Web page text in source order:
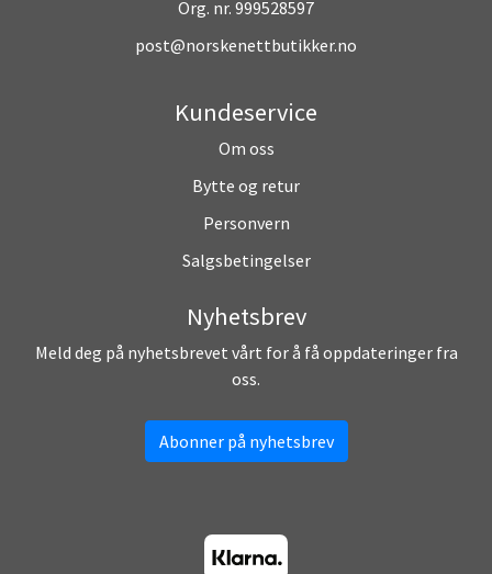
Org. nr. 999528597
post@norskenettbutikker.no
Kundeservice
Om oss
Bytte og retur
Personvern
Salgsbetingelser
Nyhetsbrev
Meld deg på nyhetsbrevet vårt for å få oppdateringer fra
oss.
Abonner på nyhetsbrev